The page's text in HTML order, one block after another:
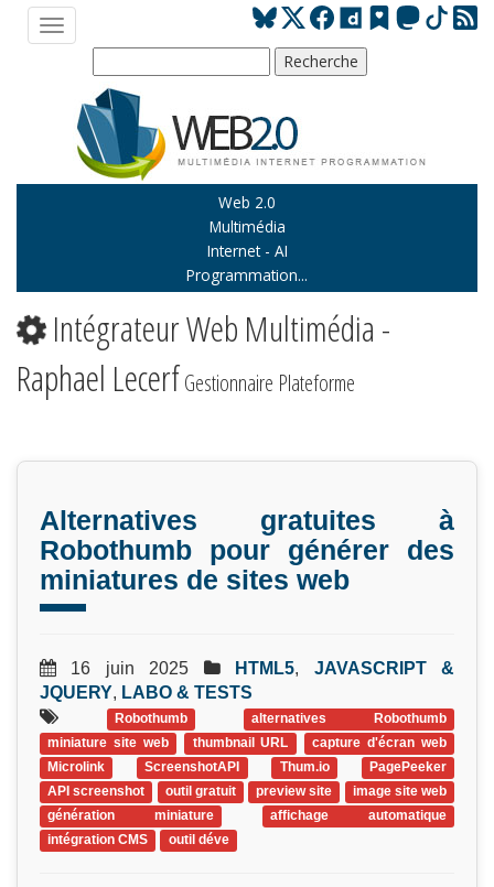
Web 2.0
Multimédia
Internet - AI
Programmation...
Intégrateur Web Multimédia -
Raphael LecerfGestionnaire Plateforme
Alternatives gratuites à
Robothumb pour générer des
miniatures de sites web
16 juin 2025 HTML5, JAVASCRIPT &
JQUERY, LABO & TESTS
Robothumb
alternatives Robothumb
miniature site web
thumbnail URL
capture d'écran web
Microlink
ScreenshotAPI Thum.io
PagePeeker
API screenshot
outil gratuit preview site
image site web
génération miniature
affichage automatique
intégration CMS
outil déve